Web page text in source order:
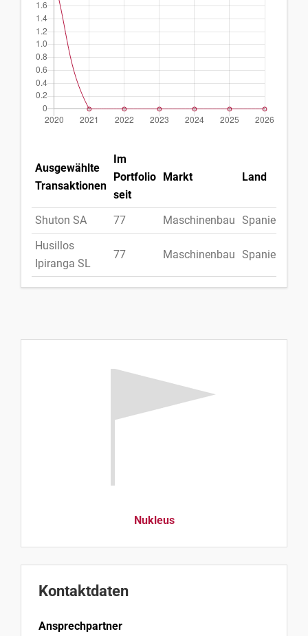
Ausgewählte
Transaktionen
Im
Portfolio
seit
Markt Land
Shuton SA 77 Maschinenbau Spanien
Husillos
Ipiranga SL
77 Maschinenbau Spanien
Nukleus
Kontaktdaten
Ansprechpartner